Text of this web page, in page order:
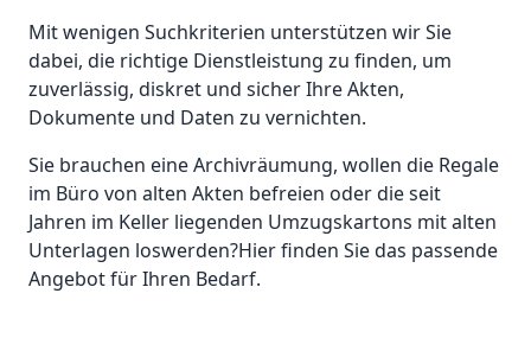
Mit wenigen Suchkriterien unterstützen wir Sie
dabei, die richtige Dienstleistung zu finden, um
zuverlässig, diskret und sicher Ihre Akten,
Dokumente und Daten zu vernichten.
Sie brauchen eine Archivräumung, wollen die Regale
im Büro von alten Akten befreien oder die seit
Jahren im Keller liegenden Umzugskartons mit alten
Unterlagen loswerden?Hier finden Sie das passende
Angebot für Ihren Bedarf.